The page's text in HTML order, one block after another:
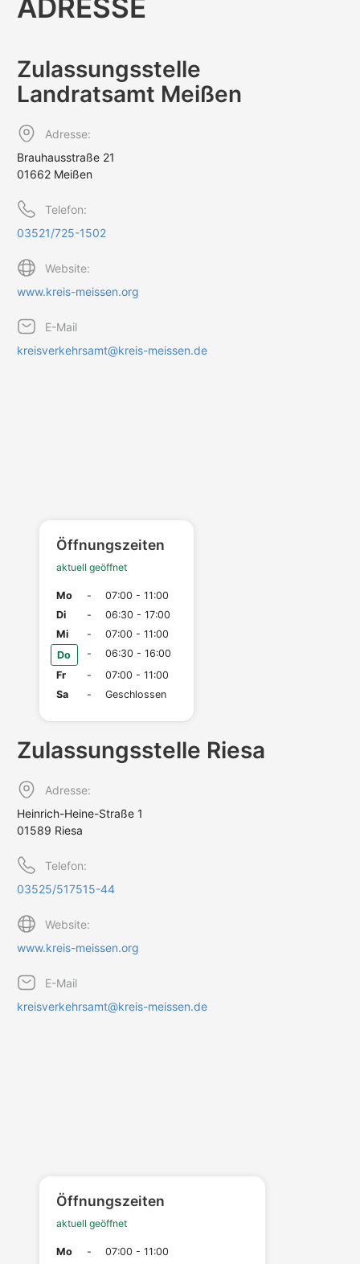
DRESSE
Zulassungs­stelle
Landratsamt Meißen
Adresse:
Brauhausstraße 21
01662 Meißen
Telefon:
03521/725-1502
Website:
www.kreis-meissen.org
E-Mail
kreisverkehrsamt@kreis-meissen.de
Öffnungszeiten
aktuell geöffnet
Mo -
07:00 - 11:00
Di
-
06:30 - 17:00
Mi
-
07:00 - 11:00
Do
-
06:30 - 16:00
Fr
-
07:00 - 11:00
Sa
- Geschlossen
Zulassungs­stelle Riesa
Adresse:
Heinrich-Heine-Straße 1
01589 Riesa
Telefon:
03525/517515-44
Website:
www.kreis-meissen.org
E-Mail
kreisverkehrsamt@kreis-meissen.de
Öffnungszeiten
aktuell geöffnet
Mo -
07:00 - 11:00